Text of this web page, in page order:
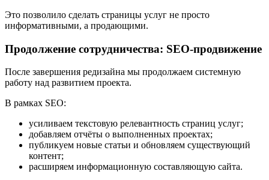
Это позволило сделать страницы услуг не просто
информативными, а продающими.
Продолжение сотрудничества: SEO-продвижение
После завершения редизайна мы продолжаем системную
работу над развитием проекта.
В рамках SEO:
усиливаем текстовую релевантность страниц услуг;
добавляем отчёты о выполненных проектах;
публикуем новые статьи и обновляем существующий
контент;
расширяем информационную составляющую сайта.